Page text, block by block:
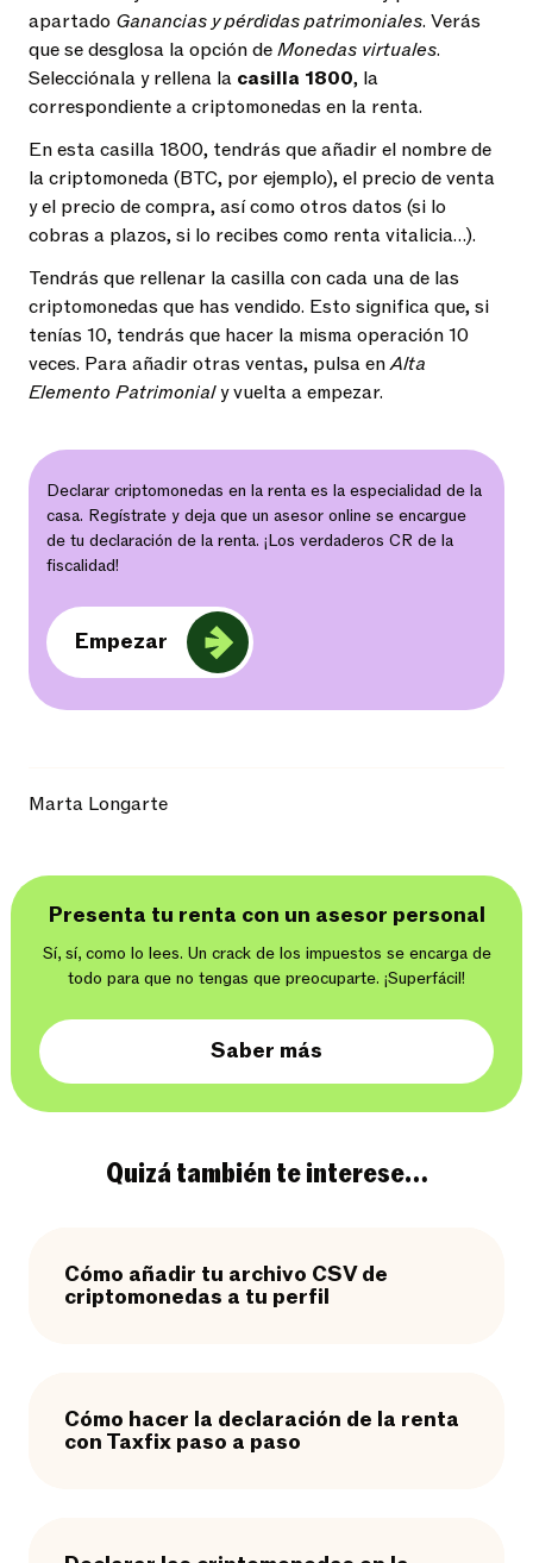
apartado Ganancias y pérdidas patrimoniales. Verás
que se desglosa la opción deMonedas virtuales.
Selecciónala y rellena la casilla 1800, la
correspondiente a criptomonedas en la renta.
En esta casilla 1800, tendrás que añadir el nombre de
la criptomoneda (BTC, por ejemplo), el precio de venta
y el precio de compra, así como otros datos (si lo
cobras a plazos, si lo recibes como renta vitalicia…).
Tendrás que rellenar la casilla con cada una de las
criptomonedas que has vendido. Esto significa que, si
tenías 10, tendrás que hacer la misma operación 10
veces. Para añadir otras ventas, pulsa enAlta
Elemento Patrimonialy vuelta a empezar.
Declarar criptomonedas en la renta es la especialidad de la
casa. Regístrate y deja que un asesor online se encargue
de tu declaración de la renta. ¡Los verdaderos CR de la
fiscalidad!
Empezar
Marta Longarte
Presenta tu renta con un asesor personal
Sí, sí, como lo lees. Un crack de los impuestos se encarga de
todo para que no tengas que preocuparte. ¡Superfácil!
Saber más
Quizá también te interese…
Cómo añadir tu archivo CSV de
criptomonedas a tu perfil
Cómo hacer la declaración de la renta
con Taxfix paso a paso